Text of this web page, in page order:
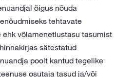
õigus nõuda
tehtavate
võlamenetlustasu tasumist
sätestatud
poolt kantud tegelike
osutaja tasud ja/või